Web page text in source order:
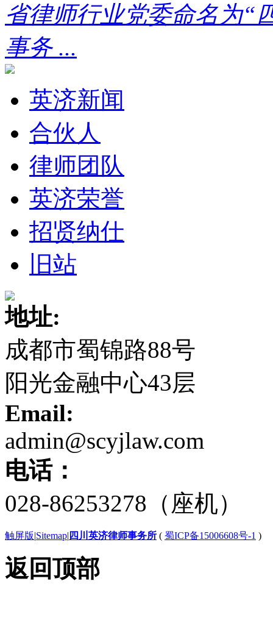
省律师行业党委命名为“
事务 ...
英济新闻
合伙人
律师团队
英济荣誉
招贤纳仕
旧站
地址:
成都市蜀锦路88号
阳光金融中心43层
Email:
admin@scyjlaw.com
电话：
028-86253278（座机）
触屏版|Sitemap| 四川英济律师事务所 ( 蜀ICP备15006608号-1 )
返回顶部